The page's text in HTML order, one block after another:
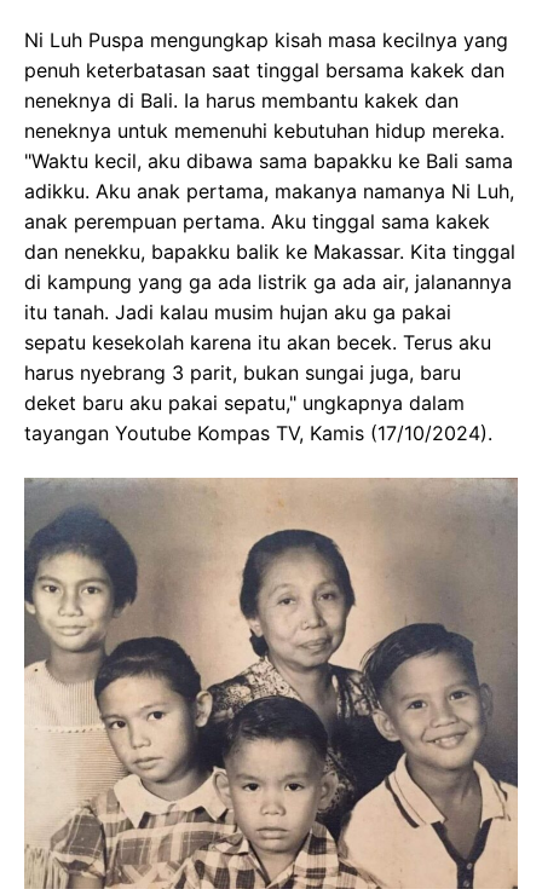
Ni Luh Puspa mengungkap kisah masa kecilnya yang
penuh keterbatasan saat tinggal bersama kakek dan
neneknya di Bali. Ia harus membantu kakek dan
neneknya untuk memenuhi kebutuhan hidup mereka.
"Waktu kecil, aku dibawa sama bapakku ke Bali sama
adikku. Aku anak pertama, makanya namanya Ni Luh,
anak perempuan pertama. Aku tinggal sama kakek
dan nenekku, bapakku balik ke Makassar. Kita tinggal
di kampung yang ga ada listrik ga ada air, jalanannya
itu tanah. Jadi kalau musim hujan aku ga pakai
sepatu kesekolah karena itu akan becek. Terus aku
harus nyebrang 3 parit, bukan sungai juga, baru
deket baru aku pakai sepatu," ungkapnya dalam
tayangan Youtube Kompas TV, Kamis (17/10/2024).